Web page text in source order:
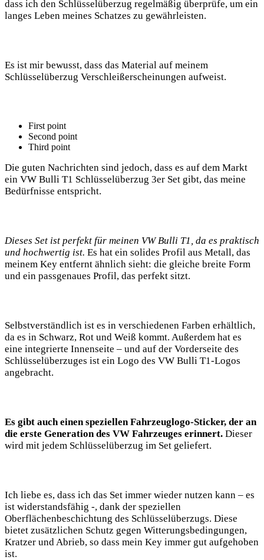
dass ich​ den‍ Schlüsselüberzug⁢ regelmäßig ⁣überprüfe, um ein
langes Leben ‌meines Schatzes zu gewährleisten.
Es ist mir bewusst, dass das Material auf meinem
Schlüsselüberzug Verschleißerscheinungen aufweist.
First point
Second point
Third ⁤point
Die guten Nachrichten sind jedoch, dass es​ auf dem ⁢Markt⁤
ein VW Bulli T1 Schlüsselüberzug 3er Set gibt,‍ das ‍meine
Bedürfnisse⁢ entspricht.⁣
Dieses ⁤Set ist perfekt für meinen VW⁣ Bulli T1, ‌da ⁣es praktisch
und hochwertig ist. Es hat ein solides ​Profil aus Metall, das
meinem Key entfernt ähnlich sieht: die gleiche breite ‍Form‌
und ein ​passgenaues Profil, ‍das perfekt sitzt.
Selbstverständlich ist es‍ in verschiedenen ⁢Farben‌ erhältlich,
da es in Schwarz,⁣ Rot ‌und Weiß kommt. Außerdem hat es
eine integrierte‌ Innenseite – und⁢ auf der Vorderseite des
Schlüsselüberzuges ist ein Logo​ des ⁣VW Bulli T1-Logos​
angebracht.
Es ​gibt auch einen⁢ speziellen Fahrzeuglogo-Sticker, der an
die erste Generation des VW Fahrzeuges ‌erinnert. Dieser⁤
wird mit ‍jedem Schlüsselüberzug im Set geliefert.⁣
Ich liebe es, ‌dass ich das⁢ Set ⁣immer wieder nutzen‌ kann – es
‍ist widerstandsfähig -, dank der speziellen
Oberflächenbeschichtung des Schlüsselüberzugs. Diese
bietet zusätzlichen ‍Schutz gegen Witterungsbedingungen,
Kratzer und Abrieb, ⁤so ‌dass mein Key immer gut aufgehoben
ist.